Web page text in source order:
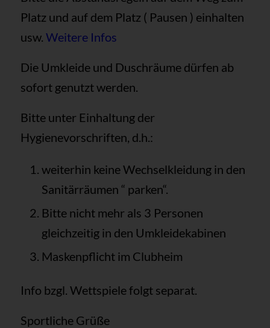
Platz und auf dem Platz ( Pausen ) einhalten
usw. Weitere Infos
Die Umkleide und Duschräume dürfen ab
sofort genutzt werden.
Bitte unter Einhaltung der
Hygienevorschriften, d.h.:
weiterhin keine Wechselkleidung in den
Sanitärräumen “ parken“.
Bitte nicht mehr als 3 Personen
gleichzeitig in den Umkleidekabinen
Maskenpflicht im Clubheim
Info bzgl. Wettspiele folgt separat.
Sportliche Grüße